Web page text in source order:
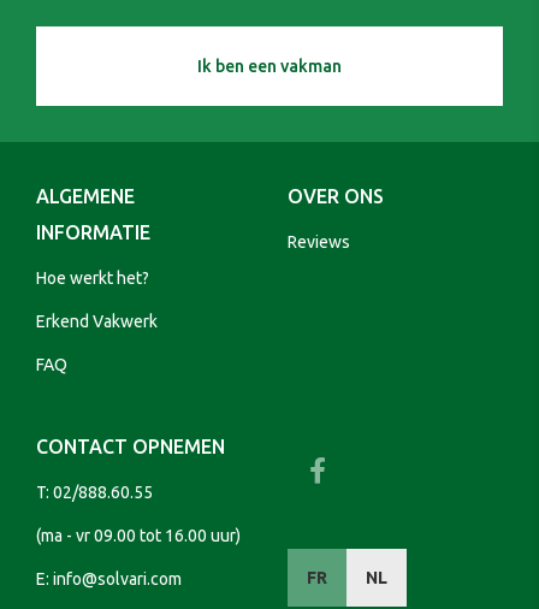
Ik ben een vakman
ALGEMENE
INFORMATIE
Hoe werkt het?
Erkend Vakwerk
FAQ
OVER ONS
Reviews
CONTACT OPNEMEN
T: 02/888.60.55
(ma - vr 09.00 tot 16.00 uur)
E: info@solvari.com FR NL